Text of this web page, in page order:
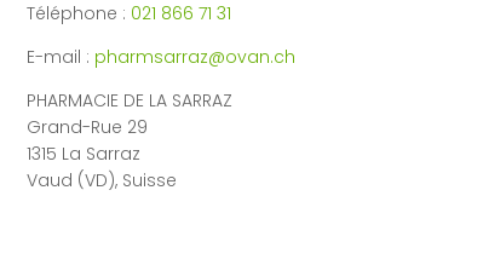
Téléphone : 021 866 71 31
E-mail : pharmsarraz@ovan.ch
PHARMACIE DE LA SARRAZ
Grand-Rue 29
1315 La Sarraz
Vaud (VD), Suisse